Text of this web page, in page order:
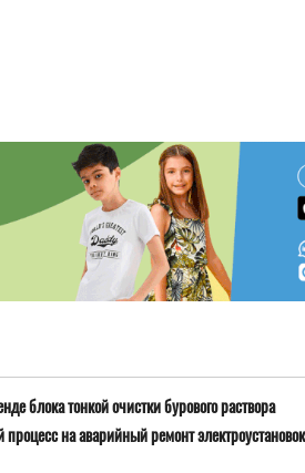
блока тонкой очистки бурового раствора
на аварийный ремонт